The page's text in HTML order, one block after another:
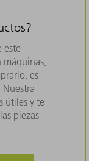
este
es
Nuestra
útiles y te
piezas